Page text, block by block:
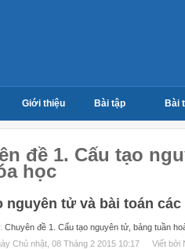
Giới thiệu Bài tập Bài
đề 1. Cấu tạo
học
nguyên tử và bài toán
Chuyên đề 1. Cấu tạo nguyên tử, bảng tuần
Chủ nhật, 08 Tháng 2 2015 10:17
Viết bởi